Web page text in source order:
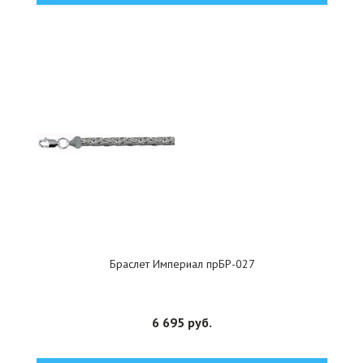
Браслет Империал прБР-027
6 695 руб.